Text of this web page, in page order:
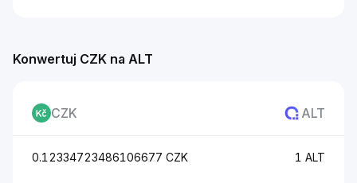
Konwertuj CZK na ALT
CZK ALT
0.12334723486106677 CZK 1 ALT